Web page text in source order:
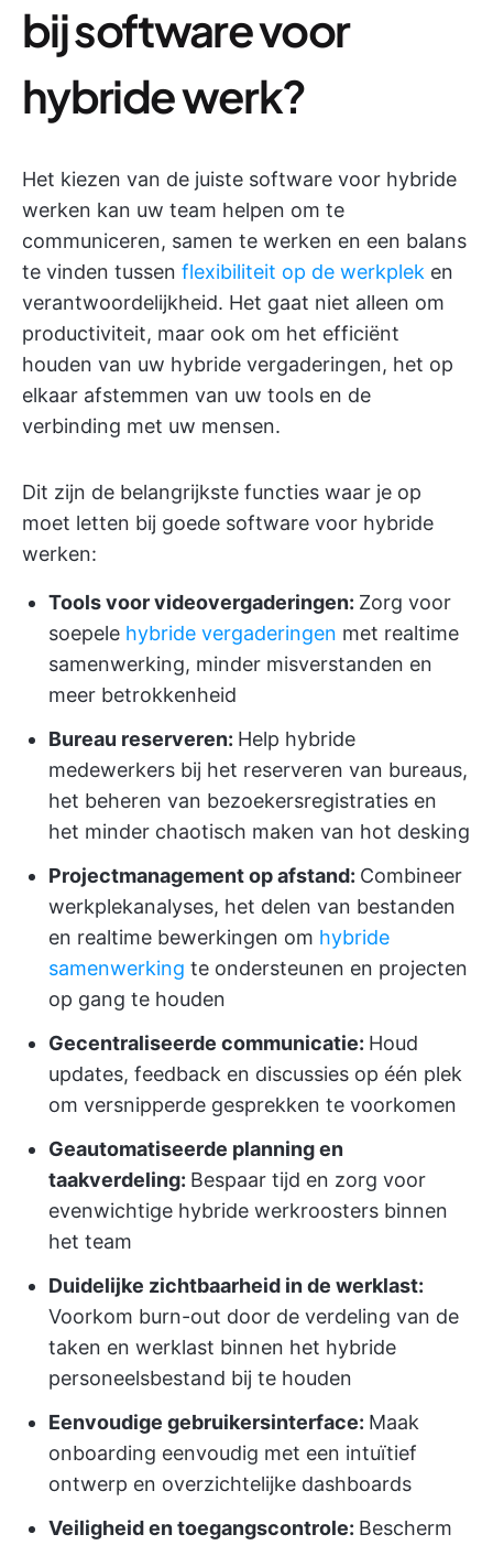
bij software voor
hybride werk?
Het kiezen van de juiste software voor hybride
werken kan uw team helpen om te
communiceren, samen te werken en een balans
te vinden tussen flexibiliteit op de werkplek en
verantwoordelijkheid. Het gaat niet alleen om
productiviteit, maar ook om het efficiënt
houden van uw hybride vergaderingen, het op
elkaar afstemmen van uw tools en de
verbinding met uw mensen.
Dit zijn de belangrijkste functies waar je op
moet letten bij goede software voor hybride
werken:
Tools voor videovergaderingen: Zorg voor
soepele hybride vergaderingen met realtime
samenwerking, minder misverstanden en
meer betrokkenheid
Bureau reserveren: Help hybride
medewerkers bij het reserveren van bureaus,
het beheren van bezoekersregistraties en
het minder chaotisch maken van hot desking
Projectmanagement op afstand: Combineer
werkplekanalyses, het delen van bestanden
en realtime bewerkingen om hybride
samenwerking te ondersteunen en projecten
op gang te houden
Gecentraliseerde communicatie: Houd
updates, feedback en discussies op één plek
om versnipperde gesprekken te voorkomen
Geautomatiseerde planning en
taakverdeling: Bespaar tijd en zorg voor
evenwichtige hybride werkroosters binnen
het team
Duidelijke zichtbaarheid in de werklast:
Voorkom burn-out door de verdeling van de
taken en werklast binnen het hybride
personeelsbestand bij te houden
Eenvoudige gebruikersinterface: Maak
onboarding eenvoudig met een intuïtief
ontwerp en overzichtelijke dashboards
Veiligheid en toegangscontrole: Bescherm